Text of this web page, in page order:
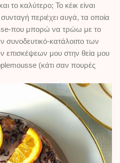
το καλύτερο; Το κέικ είναι
περιέχει αυγά, τα οποία
που μπορώ να τρώω με το
συνοδευτικό-κατάλοιπο των
επισκέψεων μου στην θεία μου
(κάτι σαν πουρές